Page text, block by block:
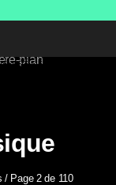
/ Page 2 de 110